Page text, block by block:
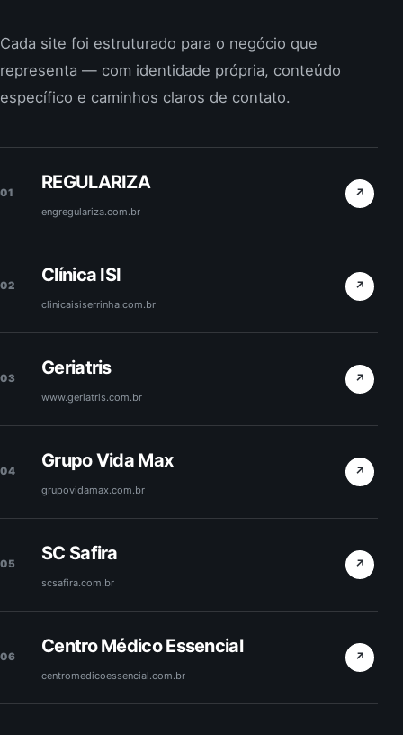
Cada site foi estruturado para o negócio que
representa — com identidade própria, conteúdo
específico e caminhos claros de contato.
01
REGULARIZA
engregulariza.com.br
↗
02
Clínica ISI
clinicaisiserrinha.com.br
↗
03
Geriatris
www.geriatris.com.br
↗
04
Grupo Vida Max
grupovidamax.com.br
↗
05
SC Safira
scsafira.com.br
↗
06
Centro Médico Essencial
centromedicoessencial.com.br
↗